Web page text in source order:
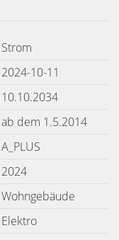
Strom
2024-10-11
10.10.2034
ab dem 1.5.2014
A_PLUS
2024
Wohngebäude
Elektro